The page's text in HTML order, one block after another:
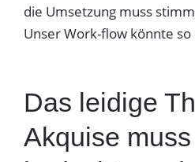
die Umsetzung muss
Unser Work-flow könnte so
Das leidige
Akquise